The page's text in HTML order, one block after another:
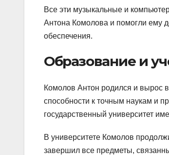
Все эти музыкальные и
Антона Комолова и помогли ему
обеспечения.
Образование и
Комолов Антон родился и вырос
способности к точным наукам и
государственный университет
В университете Комолов
завершил все предметы,